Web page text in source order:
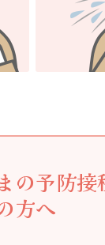
の予防接
方へ